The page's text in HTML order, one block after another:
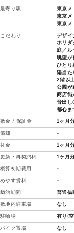
最寄り駅
東京メ
東京メ
東京メ
こだわり
デザイ
ホリダ
庭／ル
眺望が
ひとり
陽当た
2階以
公園が
商店街
音出し
都心ま
敷金 / 保証金 1ヶ月分
償却 -
礼金 1ヶ月分
更新・再契約料 1ヶ月分
概算初期費用 -
めやす賃料 -
契約期間 普通借
敷地内駐車場 なし
駐輪場 有り(
バイク置場 なし